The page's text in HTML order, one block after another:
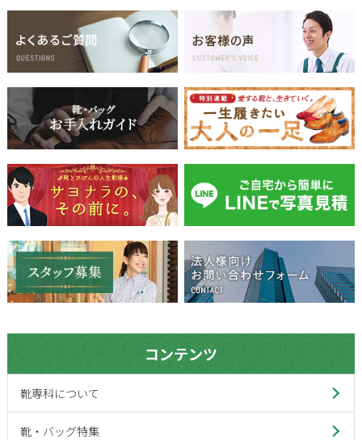
コンテンツ
靴専科について
靴・バッグ特集